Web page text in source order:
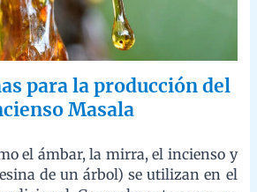
Satya Nag Champa.
y su uso ha sido
Departamento Forestal de la